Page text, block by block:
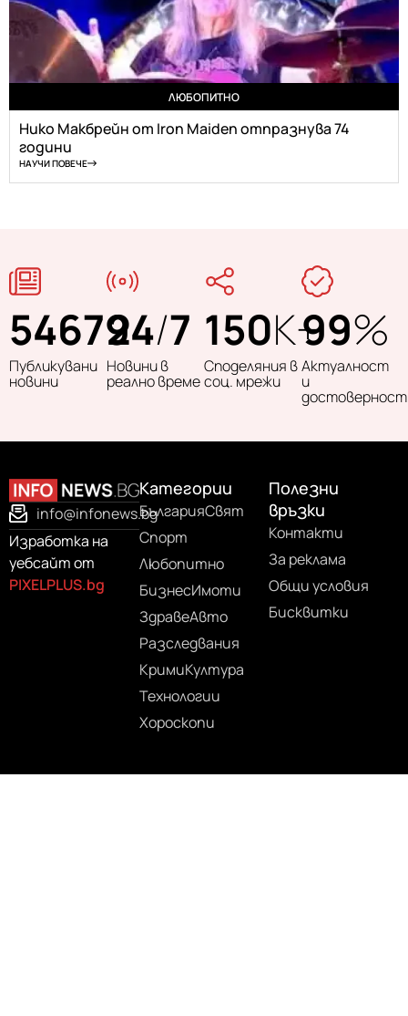
ЛЮБОПИТНО
Нико Макбрейн от Iron Maiden отпразнува 74
години
НАУЧИ ПОВЕЧЕ
54679
Публикувани
новини
24/7
Новини в
реално време
150K+
Споделяния в
соц. мрежи
99%
Актуалност
и
достоверност
info@infonews.bg
Изработка на
уебсайт от
PIXELPLUS.bg
Категории
БългарияСвят
Спорт
Любопитно
БизнесИмоти
ЗдравеАвто
Разследвания
КримиКултура
Технологии
Хороскопи
Полезни
връзки
Контакти
За реклама
Общи условия
Бисквитки